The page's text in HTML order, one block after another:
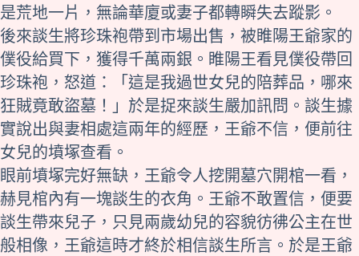
是荒地一片，無論華廈或妻子都轉瞬失去蹤影。
後來談生將珍珠袍帶到市場出售，被睢陽王爺家的
僕役給買下，獲得千萬兩銀。睢陽王看見僕役帶回
珍珠袍，怒道：「這是我過世女兒的陪葬品，哪來
狂賊竟敢盜墓！」於是捉來談生嚴加訊問。談生據
實說出與妻相處這兩年的經歷，王爺不信，便前往
女兒的墳塚查看。
眼前墳塚完好無缺，王爺令人挖開墓穴開棺一看，
赫見棺內有一塊談生的衣角。王爺不敢置信，便要
談生帶來兒子，只見兩歲幼兒的容貌彷彿公主在世
般相像，王爺這時才終於相信談生所言。於是王爺